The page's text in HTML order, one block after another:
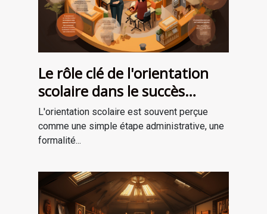
Le rôle clé de l'orientation
scolaire dans le succès
professionnel
L'orientation scolaire est souvent perçue
comme une simple étape administrative, une
formalité...